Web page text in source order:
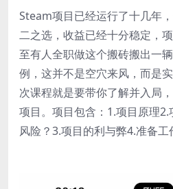
Steam项目已经运行了十几年
二之选，收益已经十分稳定，
至有人全职做这个搬砖搬出一
例，这并不是空穴来风，而是
次课程就是要带你了解并入局
项目。项目包含：1.项目原理
风险？3.项目的利与弊4.准备